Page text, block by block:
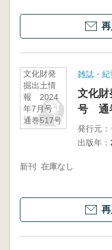
文化財発
掘出土情
報 2024
年7月号
通巻517号
雑誌・紀
文化
号 通
発行元：
出版年：
新刊 在庫なし